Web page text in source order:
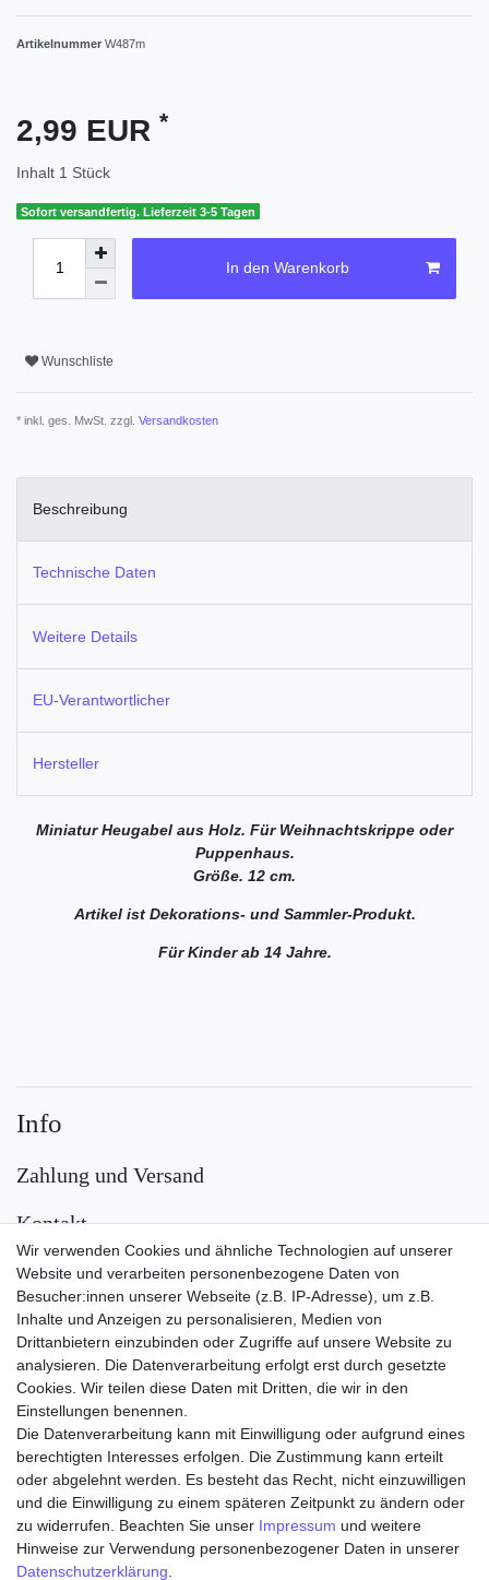
Artikelnummer W487m
2,99 EUR *
Inhalt 1 Stück
Sofort versandfertig. Lieferzeit 3-5 Tagen
In den Warenkorb
Wunschliste
* inkl. ges. MwSt. zzgl. Versandkosten
Beschreibung
Technische Daten
Weitere Details
EU-Verantwortlicher
Hersteller
Miniatur Heugabel aus Holz. Für Weihnachtskrippe oder
Puppenhaus.
Größe. 12 cm.
Artikel ist Dekorations- und Sammler-Produkt.
Für Kinder ab 14 Jahre.
Wir verwenden Cookies und ähnliche Technologien auf unserer
Website und verarbeiten personenbezogene Daten von
Besucher:innen unserer Webseite (z.B. IP-Adresse), um z.B.
Inhalte und Anzeigen zu personalisieren, Medien von
Drittanbietern einzubinden oder Zugriffe auf unsere Website zu
analysieren. Die Datenverarbeitung erfolgt erst durch gesetzte
Cookies. Wir teilen diese Daten mit Dritten, die wir in den
Einstellungen benennen.
Die Datenverarbeitung kann mit Einwilligung oder aufgrund eines
berechtigten Interesses erfolgen. Die Zustimmung kann erteilt
oder abgelehnt werden. Es besteht das Recht, nicht einzuwilligen
und die Einwilligung zu einem späteren Zeitpunkt zu ändern oder
zu widerrufen. Beachten Sie unser Impressum und weitere
Hinweise zur Verwendung personenbezogener Daten in unserer
Daten­schutz­erklärung
Info
Zahlung und Versand
Kontakt
Versand
Zahlungsarten